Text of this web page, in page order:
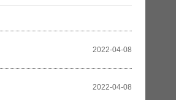
2022-04-08
2022-04-08